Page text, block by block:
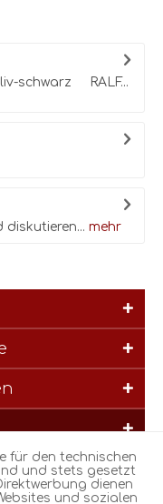
schwarz RALF...
diskutieren... mehr
zzgl.Versandkostenund
anders beschrieben
für den technischen
und stets gesetzt
dienen
und sozialen